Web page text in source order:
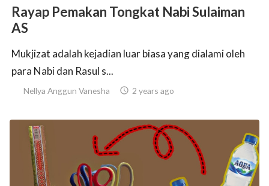
Rayap Pemakan Tongkat Nabi Sulaiman
AS
Mukjizat adalah kejadian luar biasa yang dialami oleh
para Nabi dan Rasul s...
Nellya Anggun Vanesha  2 years ago